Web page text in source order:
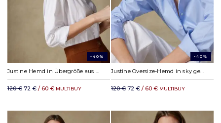
-40%
120 € 72 € / 60 € MULTIBUY
-40%
Justine Oversize-Hemd in sky gestreift
120 € 72 € / 60 € MULTIBUY